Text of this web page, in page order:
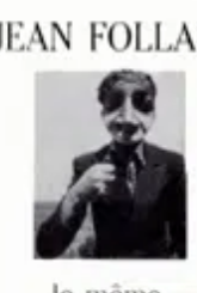
détails (48).
(61).
CHOSES 91